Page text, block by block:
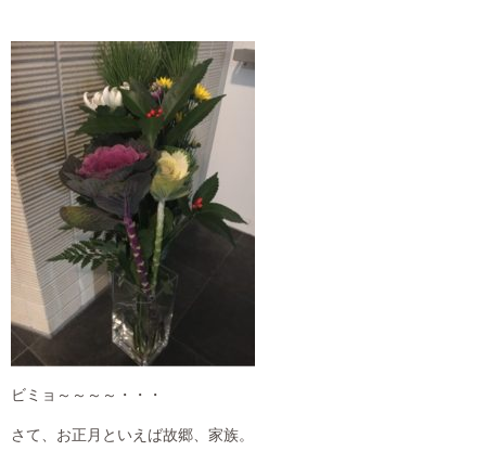
ビミョ～～～～・・・
さて、お正月といえば故郷、家族。